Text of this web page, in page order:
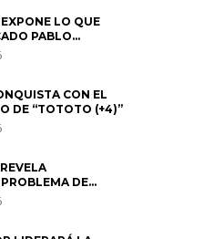
LO QUE
PABLO
FULLER: “UNA
QUERÍA EL
CON EL
DE “TOTOTO (+4)”
DE
SEPARARSE DE
UN